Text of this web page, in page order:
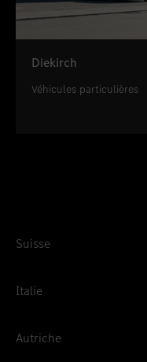
Diekirch
Véhicules particulières
Suisse
Italie
Autriche